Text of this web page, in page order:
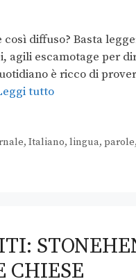
diffuso? Basta
agili escamotage per
è ricco di
tutto
, Italiano, lingua, parole,
CHIESE